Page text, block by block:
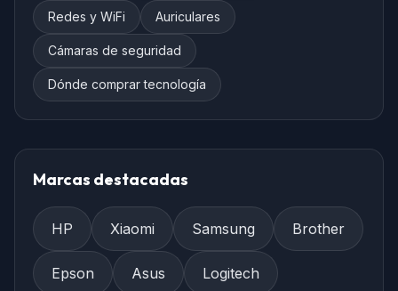
Redes y WiFi Auriculares
Cámaras de seguridad
Dónde comprar tecnología
Marcas destacadas
HP Xiaomi Samsung Brother
Epson Asus Logitech